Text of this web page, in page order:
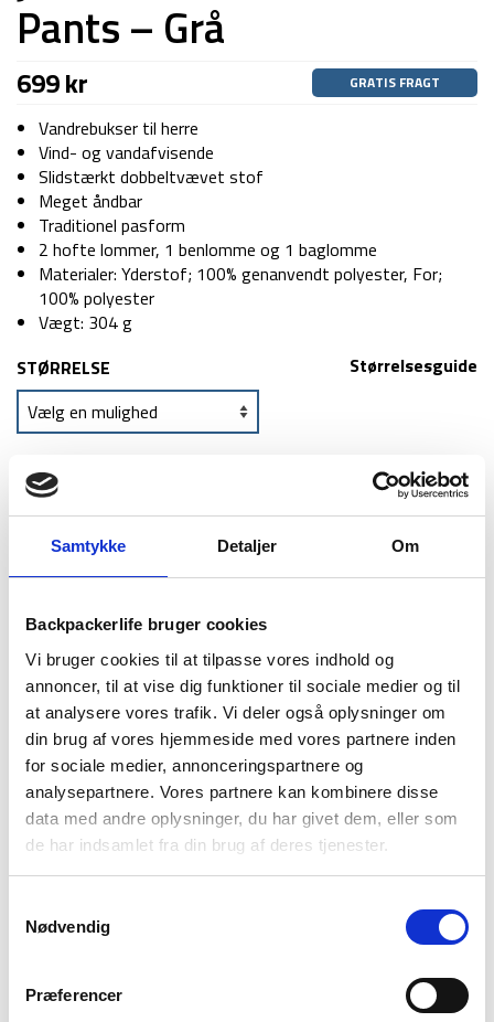
Samtykke Detaljer Om
Backpackerlife bruger cookies
Vi bruger cookies til at tilpasse vores indhold og
annoncer, til at vise dig funktioner til sociale medier og til
at analysere vores trafik. Vi deler også oplysninger om
din brug af vores hjemmeside med vores partnere inden
for sociale medier, annonceringspartnere og
analysepartnere. Vores partnere kan kombinere disse
data med andre oplysninger, du har givet dem, eller som
de har indsamlet fra din brug af deres tjenester.
Nødvendig
Præferencer
Pants – Grå
699kr GRATIS FRAGT
Vandrebukser til herre
Vind- og vandafvisende
Slidstærkt dobbeltvævet stof
Meget åndbar
Traditionel pasform
2 hofte lommer, 1 benlomme og 1 baglomme
Materialer: Yderstof; 100% genanvendt polyester, For;
100% polyester
Vægt: 304 g
Størrelsesguide
STØRRELSE
1-2 dages
Fri fragt over
100 dages
BESKRIVELSE
YDERLIGERE INFORMATION
BRAND
FAQ
Vandrebuksen Pico Trail Pants fra Jack Wolfskin er en ideel
vandrebuks til alt lige fra stien til byen. Fremstillet i slidstærkt
sikres en slidstærk og vindafvisende vandrebuks. De er
desuden meget åndbare for at sikre den bedste komfort
Med 1 baglomme, 2 hoftelommer og 1 lårlomme er buksen